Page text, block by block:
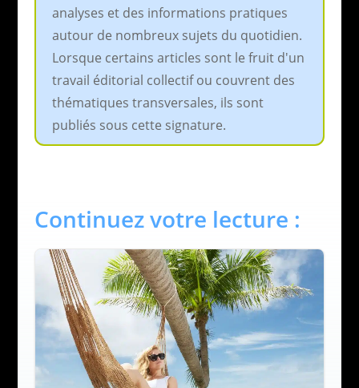
analyses et des informations pratiques
autour de nombreux sujets du quotidien.
Lorsque certains articles sont le fruit d'un
travail éditorial collectif ou couvrent des
thématiques transversales, ils sont
publiés sous cette signature.
Continuez votre lecture :